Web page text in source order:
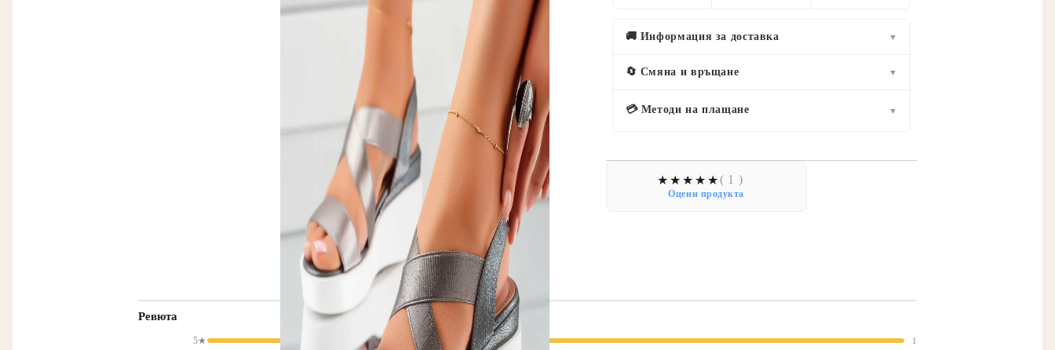
🚚 Информация за доставка ▼
🔄 Смяна и връщане ▼
💳 Методи на плащане ▼
( 1 )
Оцени продукта
Ревюта
5★ 1